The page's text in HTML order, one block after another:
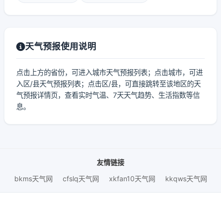
天气预报使用说明
点击上方的省份，可进入城市天气预报列表；点击城市，可进
入区/县天气预报列表；点击区/县，可直接跳转至该地区的天
气预报详情页，查看实时气温、7天天气趋势、生活指数等信
息。
友情链接
bkms天气网
cfslq天气网 xkfan10天气网 kkqws天气网